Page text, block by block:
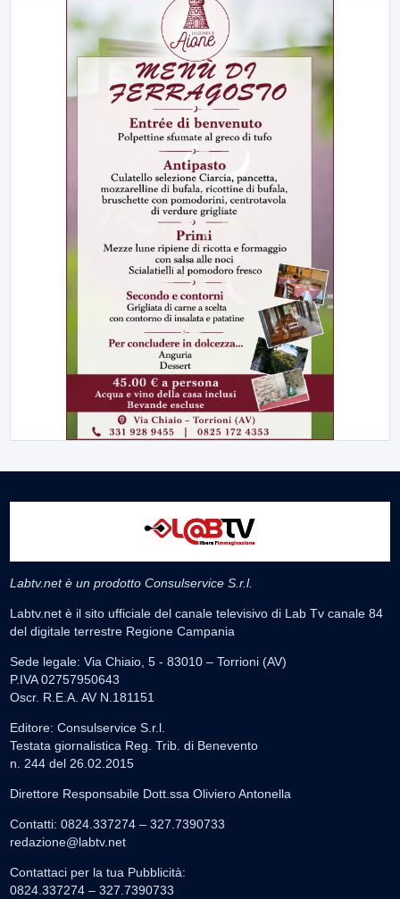
Labtv.net è un prodotto Consulservice S.r.l.
Labtv.net è il sito ufficiale del canale televisivo di Lab Tv canale 84
del digitale terrestre Regione Campania
Sede legale: Via Chiaio, 5 - 83010 – Torrioni (AV)
P.IVA 02757950643
Oscr. R.E.A. AV N.181151
Editore: Consulservice S.r.l.
Testata giornalistica Reg. Trib. di Benevento
n. 244 del 26.02.2015
Direttore Responsabile Dott.ssa Oliviero Antonella
Contatti: 0824.337274 – 327.7390733
redazione@labtv.net
Contattaci per la tua Pubblicità:
0824.337274 – 327.7390733